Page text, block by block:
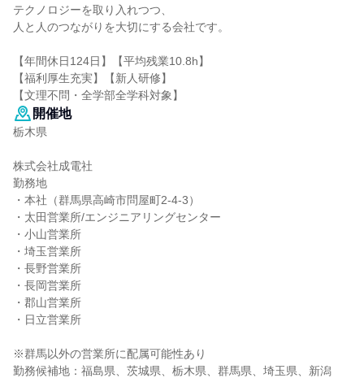
テクノロジーを取り入れつつ、
人と人のつながりを大切にする会社です。
【年間休日124日】【平均残業10.8h】
【福利厚生充実】【新人研修】
【文理不問・全学部全学科対象】
開催地
栃木県
株式会社成電社
勤務地
・本社（群馬県高崎市問屋町2-4-3）
・太田営業所/エンジニアリングセンター
・小山営業所
・埼玉営業所
・長野営業所
・長岡営業所
・郡山営業所
・日立営業所
※群馬以外の営業所に配属可能性あり
勤務候補地：福島県、茨城県、栃木県、群馬県、埼玉県、新潟